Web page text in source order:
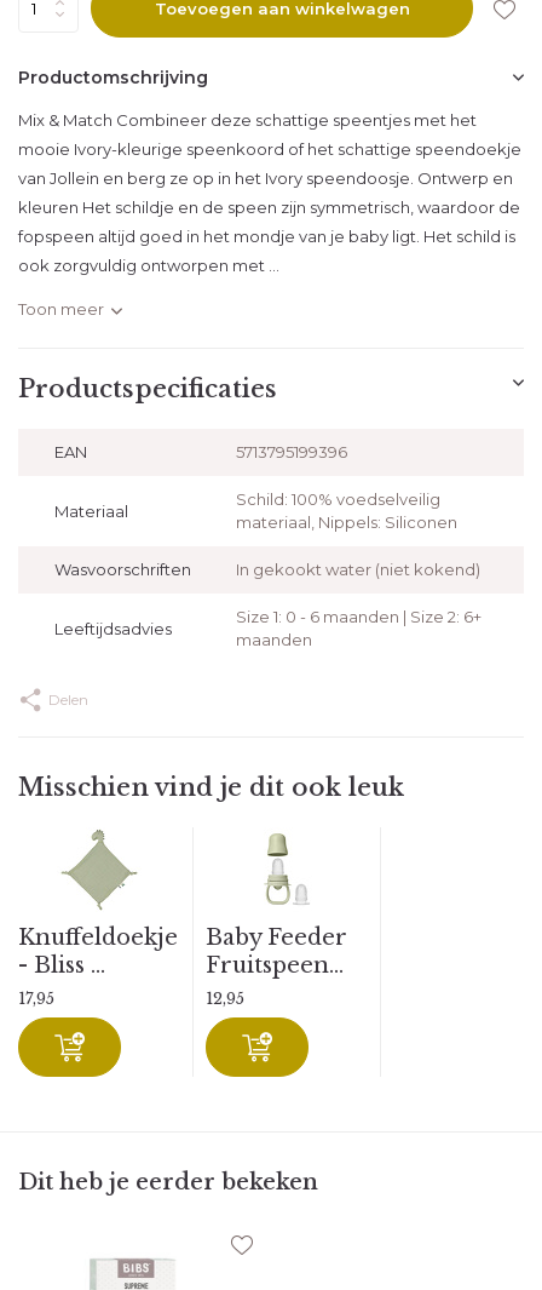
Toevoegen aan winkelwagen
Productomschrijving
Mix & Match Combineer deze schattige speentjes met het
mooie Ivory-kleurige speenkoord of het schattige speendoekje
van Jollein en berg ze op in het Ivory speendoosje. ​Ontwerp en
kleuren Het schildje en de speen zijn symmetrisch, waardoor de
fopspeen altijd goed in het mondje van je baby ligt. Het schild is
ook zorgvuldig ontworpen met ...
Toon meer
Productspecificaties
EAN 5713795199396
Materiaal
Schild: 100% voedselveilig
materiaal, Nippels: Siliconen
Wasvoorschriften In gekookt water (niet kokend)
Leeftijdsadvies
Size 1: 0 - 6 maanden | Size 2: 6+
maanden
Delen
Misschien vind je dit ook leuk
Knuffeldoekje
- Bliss ...
17,95
Baby Feeder
Fruitspeen...
12,95
Dit heb je eerder bekeken